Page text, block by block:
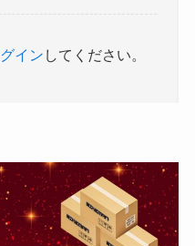
イン してください。